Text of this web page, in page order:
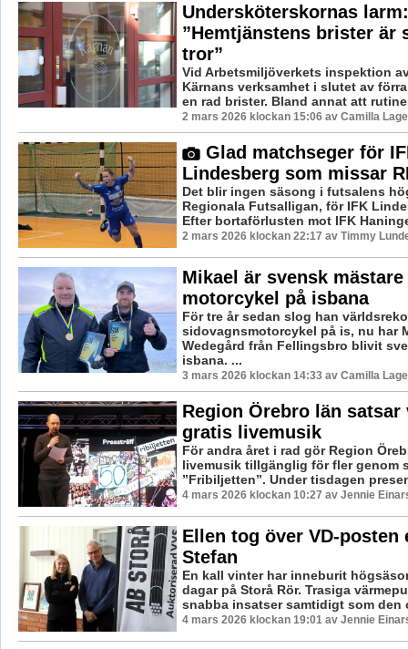
Undersköterskornas larm:
”Hemtjänstens brister är
tror”
Vid Arbetsmiljöverkets inspektion
Kärnans verksamhet i slutet av
en rad brister. Bland annat att
2 mars 2026 klockan 15:06 av Camilla
Glad matchseger för
Lindesberg som missar
Det blir ingen säsong i futsalens
Regionala Futsalligan, för IFK
Efter bortaförlusten mot IFK
2 mars 2026 klockan 22:17 av Timmy
Mikael är svensk mästare
motorcykel på isbana
För tre år sedan slog han
sidovagnsmotorcykel på is, nu har
Wedegård från Fellingsbro blivit
isbana. ...
3 mars 2026 klockan 14:33 av Camilla
Region Örebro län satsar
gratis livemusik
För andra året i rad gör Region
livemusik tillgänglig för fler genom
”Fribiljetten”. Under tisdagen
4 mars 2026 klockan 10:27 av Jennie
Ellen tog över VD-posten
Stefan
En kall vinter har inneburit
dagar på Storå Rör. Trasiga
snabba insatser samtidigt som den
4 mars 2026 klockan 19:01 av Jennie